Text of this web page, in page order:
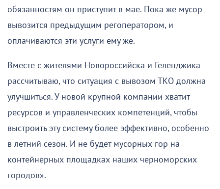
обязанностям он приступит в мае. Пока же мусор
вывозится предыдущим регоператором, и
оплачиваются эти услуги ему же.
Вместе с жителями Новороссийска и Геленджика
рассчитываю, что ситуация с вывозом ТКО должна
улучшиться. У новой крупной компании хватит
ресурсов и управленческих компетенций, чтобы
выстроить эту систему более эффективно, особенно
в летний сезон. И не будет мусорных гор на
контейнерных площадках наших черноморских
городов».